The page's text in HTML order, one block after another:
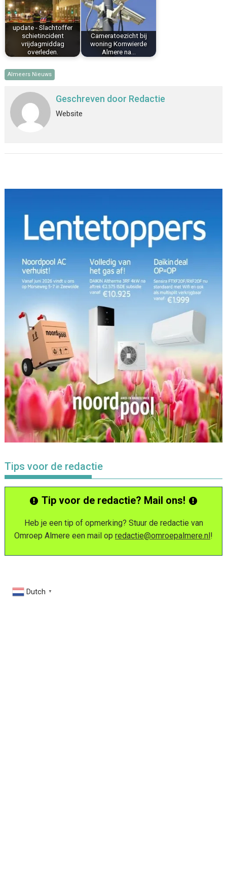
update - Slachtoffer
schietincident
vrijdagmiddag
overleden.
Cameratoezicht bij
woning Kornwierde
Almere na…
Almeers Nieuws
Geschreven door Redactie
Website
Tips voor de redactie
Tip voor de redactie? Mail ons!
Heb je een tip of opmerking? Stuur de redactie van
Omroep Almere een mail op redactie@omroepalmere.nl!
Dutch ▼